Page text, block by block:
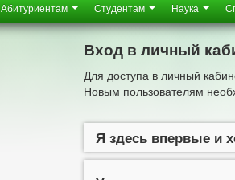
Абитуриентам Студентам Наука
Вход в личный
Для доступа в личный
Новым пользователям
Я здесь впервые и